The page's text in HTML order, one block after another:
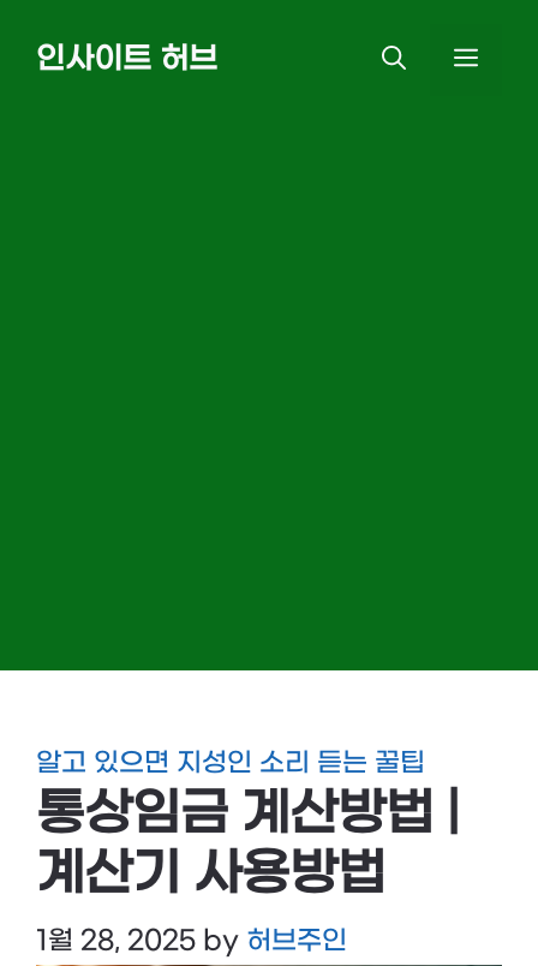
인사이트 허브
알고 있으면 지성인 소리 듣는 꿀팁
통상임금 계산방법 |
계산기 사용방법
1월 28, 2025 by 허브주인